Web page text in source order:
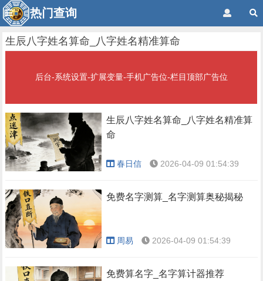
热门查询
生辰八字姓名算命_八字姓名精准算命
后台-系统设置-扩展变量-手机广告位-栏目顶部广告位
生辰八字姓名算命_八字姓名精准算
命
春日信 2026-04-09 01:54:39
免费名字测算_名字测算奥秘揭秘
周易 2026-04-09 01:54:39
免费算名字_名字算计器推荐